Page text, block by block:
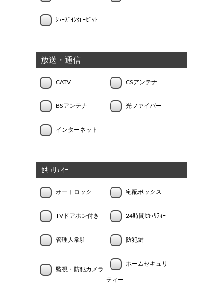
ｼｭｰｽﾞｲﾝｸﾛｰｾﾞｯﾄ
放送・通信
CATV CSアンテナ
BSアンテナ 光ファイバー
インターネット
ｾｷｭﾘﾃｨｰ
オートロック 宅配ボックス
TVドアホン付き 24時間ｾｷｭﾘﾃｨｰ
管理人常駐 防犯鍵
監視・防犯カメラ
ホームセキュリ
ティー